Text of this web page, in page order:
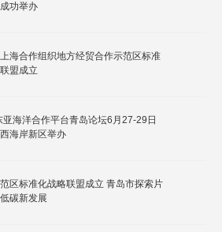
功举办
海合作组织地方经贸合作示范区标准
盟成立
海洋合作平台青岛论坛6月27-29日
海岸新区举办
区标准化战略联盟成立 青岛市探索片
碳新发展